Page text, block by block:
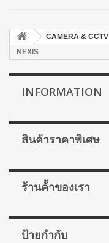
CAMERA & CCTV
NEXIS
INFORMATION
สินค้าราคาพิเศษ
ร้านค้้าของเรา
ป้ายกำกับ